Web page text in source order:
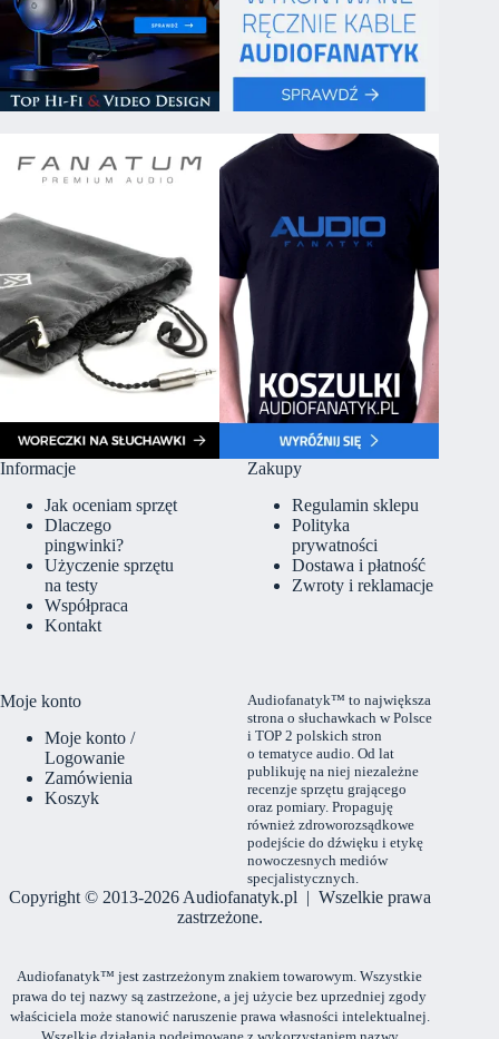
Informacje
Jak oceniam sprzęt
Dlaczego
pingwinki?
Użyczenie sprzętu
na testy
Współpraca
Kontakt
Zakupy
Regulamin sklepu
Polityka
prywatności
Dostawa i płatność
Zwroty i reklamacje
Moje konto
Moje konto /
Logowanie
Zamówienia
Koszyk
Audiofanatyk™ to największa
strona o słuchawkach w Polsce
i TOP 2 polskich stron
o tematyce audio. Od lat
publikuję na niej niezależne
recenzje sprzętu grającego
oraz pomiary. Propaguję
również zdroworozsądkowe
podejście do dźwięku i etykę
nowoczesnych mediów
specjalistycznych.
Copyright © 2013-2026 Audiofanatyk.pl | Wszelkie prawa
zastrzeżone.
Audiofanatyk™ jest zastrzeżonym znakiem towarowym. Wszystkie
prawa do tej nazwy są zastrzeżone, a jej użycie bez uprzedniej zgody
właściciela może stanowić naruszenie prawa własności intelektualnej.